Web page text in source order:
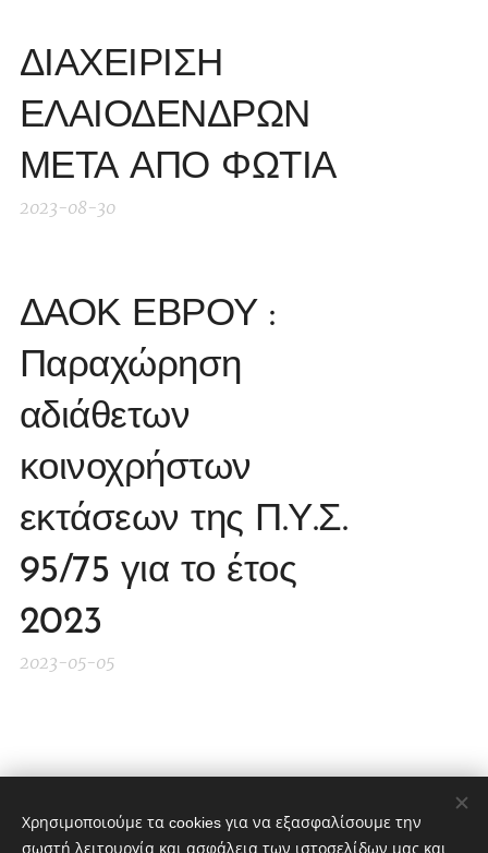
ΔΙΑΧΕΙΡΙΣΗ
ΕΛΑΙΟΔΕΝΔΡΩΝ
ΜΕΤΑ ΑΠΟ ΦΩΤΙΑ
2023-08-30
ΔΑΟΚ ΕΒΡΟΥ :
Παραχώρηση
αδιάθετων
κοινοχρήστων
εκτάσεων της Π.Υ.Σ.
95/75 για το έτος
2023
2023-05-05
Χρησιμοποιούμε τα cookies για να εξασφαλίσουμε την
σωστή λειτουργία και ασφάλεια των ιστοσελίδων μας και